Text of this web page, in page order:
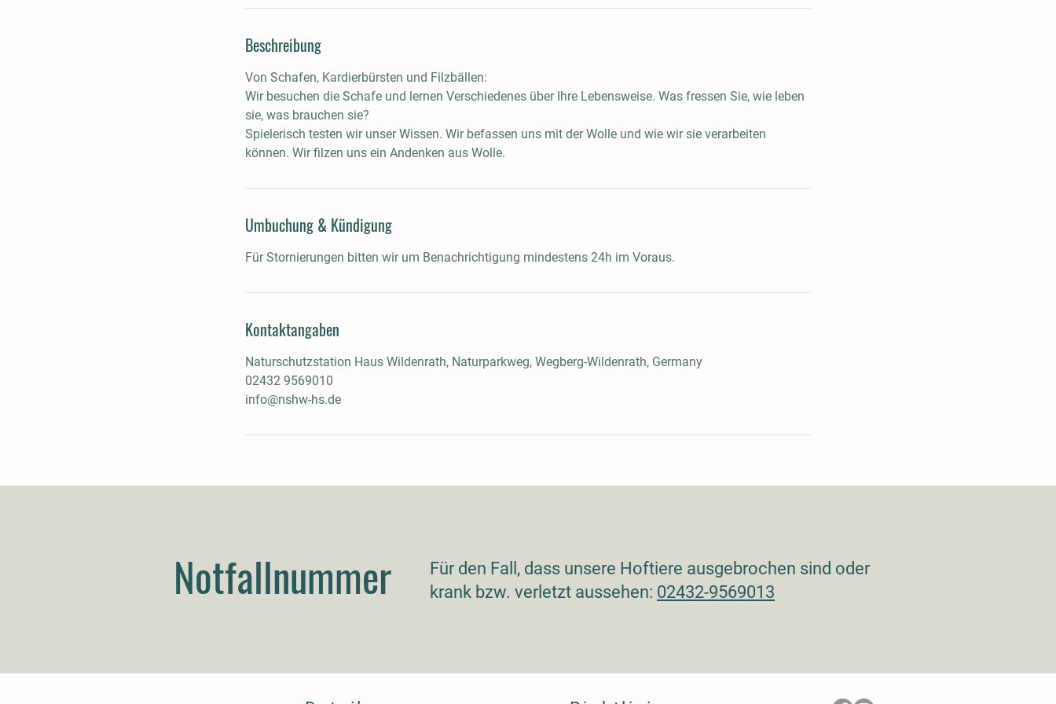
Beschreibung
Von Schafen, Kardierbürsten und Filzbällen:
Wir besuchen die Schafe und lernen Verschiedenes über Ihre Lebensweise. Was fressen Sie, wie leben
sie, was brauchen sie?
Spielerisch testen wir unser Wissen. Wir befassen uns mit der Wolle und wie wir sie verarbeiten
können. Wir filzen uns ein Andenken aus Wolle.
Umbuchung & Kündigung
Für Stornierungen bitten wir um Benachrichtigung mindestens 24h im Voraus.
Kontaktangaben
Naturschutzstation Haus Wildenrath, Naturparkweg, Wegberg-Wildenrath, Germany
02432 9569010
info@nshw-hs.de
Notfallnummer
Für den Fall, dass unsere Hoftiere ausgebrochen sind oder
krank bzw. verletzt aussehen: 02432-9569013